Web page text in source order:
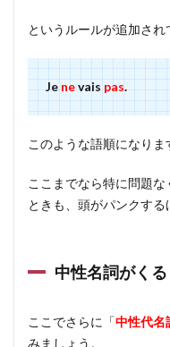
というルールが追加され
Jenevaispas.
このような語順になりま
ここまでなら特に問題
ときも、頭がパンクする
中性名詞がくる
ここでさらに「中性代名
みましょう。